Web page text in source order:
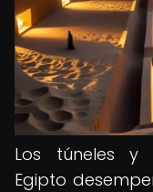
Los túneles y
Egipto